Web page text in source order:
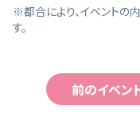
※都合により、イベント
す。
前のイベン